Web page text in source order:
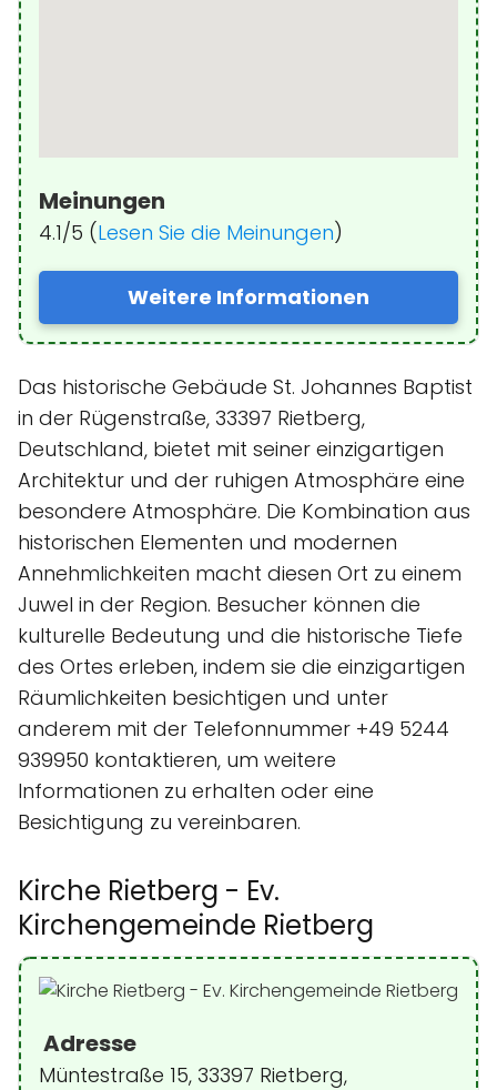
Meinungen
4.1/5 (Lesen Sie die Meinungen)
Weitere Informationen
Das historische Gebäude St. Johannes Baptist
in der Rügenstraße, 33397 Rietberg,
Deutschland, bietet mit seiner einzigartigen
Architektur und der ruhigen Atmosphäre eine
besondere Atmosphäre. Die Kombination aus
historischen Elementen und modernen
Annehmlichkeiten macht diesen Ort zu einem
Juwel in der Region. Besucher können die
kulturelle Bedeutung und die historische Tiefe
des Ortes erleben, indem sie die einzigartigen
Räumlichkeiten besichtigen und unter
anderem mit der Telefonnummer +49 5244
939950 kontaktieren, um weitere
Informationen zu erhalten oder eine
Besichtigung zu vereinbaren.
Kirche Rietberg - Ev.
Kirchengemeinde Rietberg
Adresse
Müntestraße 15, 33397 Rietberg,